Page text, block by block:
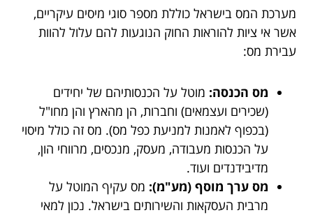
מערכת המס בישראל כוללת מספר סוגי מיסים עיקריים,
אשר אי ציות להוראות החוק הנוגעות להם עלול להוות
עבירת מס:
מס הכנסה: מוטל על הכנסותיהם של יחידים
(שכירים ועצמאים) וחברות, הן מהארץ והן מחו"ל
(בכפוף לאמנות למניעת כפל מס). מס זה כולל מיסוי
על הכנסות מעבודה, מעסק, מנכסים, מרווחי הון,
מדיבידנדים ועוד.
מס ערך מוסף (מע"מ): מס עקיף המוטל על
מרבית העסקאות והשירותים בישראל. נכון למאי